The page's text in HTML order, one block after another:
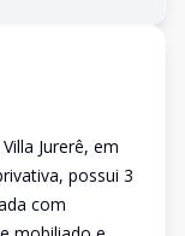
Jurerê, em
possui 3
com